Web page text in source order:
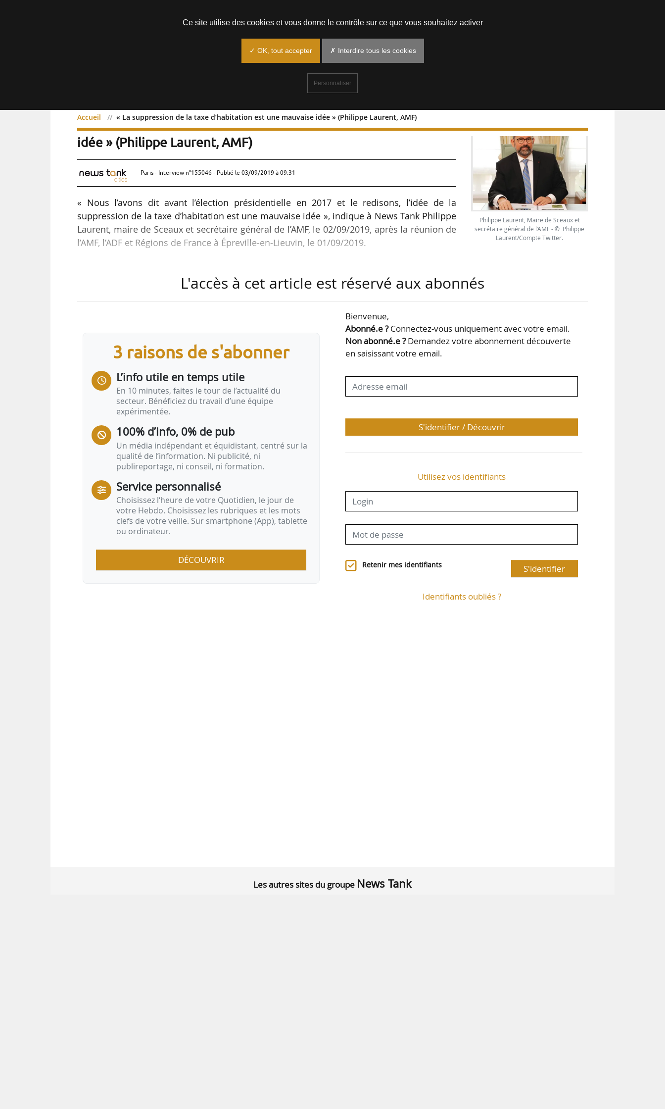
Accueil « La suppression de la taxe d’habitation est une mauvaise idée » (Philippe Laurent, AMF)
Exclusif
« La suppression de la taxe d’habitation est une mauvaise
idée » (Philippe Laurent, AMF)
Paris - Interview n°155046 - Publié le 03/09/2019 à 09:31
« Nous l’avons dit avant l’élection présidentielle en 2017 et le redisons, l’idée de la
suppression de la taxe d’habitation est une mauvaise idée », indique à News Tank Philippe
Laurent, maire de Sceaux et secrétaire général de l’AMF, le 02/09/2019, après la réunion de
l’AMF, l’ADF et Régions de France à Épreville-en-Lieuvin, le 01/09/2019.
nous rassurer totalement. Pour les Départements, il est clair que la dynamique de TVA
(envisagée comme compensation) n’a pas de raison objective d’être identique à ce que…
Philippe Laurent, Maire de Sceaux et
secrétaire général de l’AMF - © Philippe
Laurent/Compte Twitter.
L'accès à cet article est réservé aux abonnés
3 raisons de s'abonner
L’info utile en temps utile
En 10 minutes, faites le tour de l’actualité du
secteur. Bénéficiez du travail d’une équipe
expérimentée.
100% d’info, 0% de pub
Un média indépendant et équidistant, centré sur la
qualité de l’information. Ni publicité, ni
publireportage, ni conseil, ni formation.
Service personnalisé
Choisissez l‘heure de votre Quotidien, le jour de
votre Hebdo. Choisissez les rubriques et les mots
clefs de votre veille. Sur smartphone (App), tablette
ou ordinateur.
DÉCOUVRIR
Bienvenue,
Abonné.e ?Connectez-vous uniquement avec votre email.
Non abonné.e ?Demandez votre abonnement découverte
en saisissant votre email.
S'identifier / Découvrir
Utilisez vos identifiants
Retenir mes identifiants S'identifier
Identifiants oubliés ?
Les autres sites du groupe News Tank
Ce site utilise des cookies et vous donne le contrôle sur ce que vous souhaitez activer
✓ OK, tout accepter ✗ Interdire tous les cookies
Personnaliser